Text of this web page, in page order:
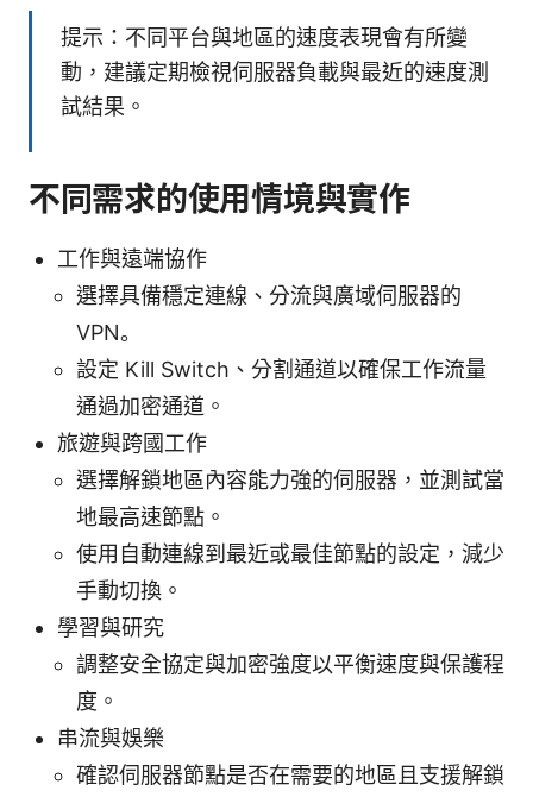
提示：不同平台與地區的速度表現會有所變
動，建議定期檢視伺服器負載與最近的速度測
試結果。
不同需求的使用情境與實作
工作與遠端協作
選擇具備穩定連線、分流與廣域伺服器的
VPN。
設定 Kill Switch、分割通道以確保工作流量
通過加密通道。
旅遊與跨國工作
選擇解鎖地區內容能力強的伺服器，並測試當
地最高速節點。
使用自動連線到最近或最佳節點的設定，減少
手動切換。
學習與研究
調整安全協定與加密強度以平衡速度與保護程
度。
串流與娛樂
確認伺服器節點是否在需要的地區且支援解鎖